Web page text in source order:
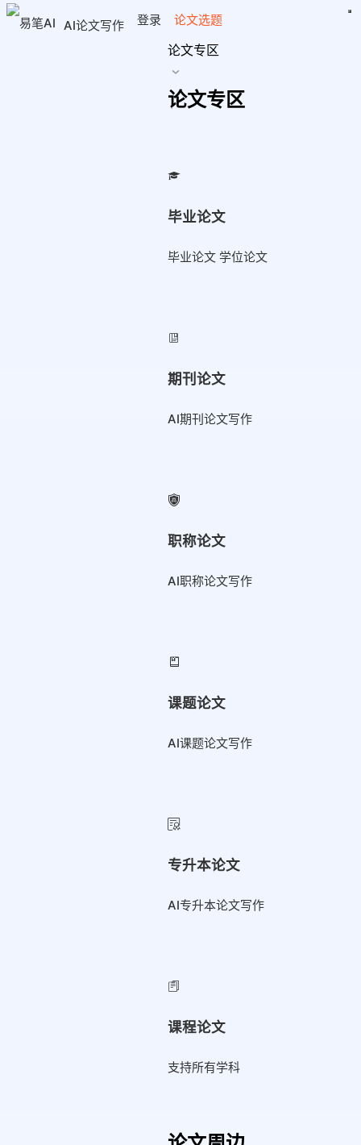
AI论文写作 登录 论文选题
论文专区
论文专区
毕业论文
毕业论文 学位论文
期刊论文
AI期刊论文写作
职称论文
AI职称论文写作
课题论文
AI课题论文写作
专升本论文
AI专升本论文写作
课程论文
支持所有学科